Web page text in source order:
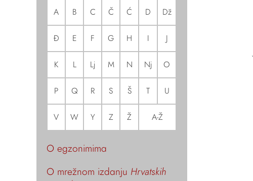
A B C Č Ć D Dž
Đ E F G H I J
K L Lj M N Nj O
P Q R S Š T U
V W Y Z Ž A-Ž
O egzonimima
O mrežnom izdanju Hrvatskih